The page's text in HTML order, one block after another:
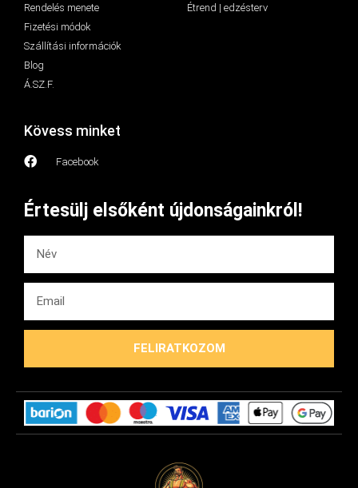
Rendelés menete
Fizetési módok
Szállítási információk
Blog
Á.SZ.F.
Étrend | edzésterv
Kövess minket
Facebook
Értesülj elsőként újdonságainkról!
FELIRATKOZOM